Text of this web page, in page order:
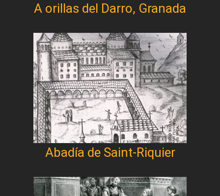
A orillas del Darro, Granada
Abadía de Saint-Riquier